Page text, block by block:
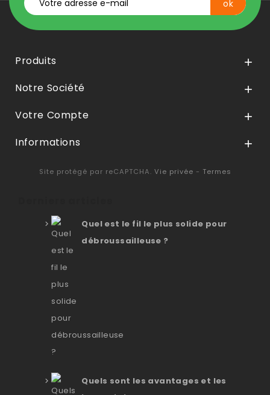
Produits 
Notre Société 
Votre Compte 
Informations 
Site protégé par reCAPTCHA. Vie privée - Termes
Quel est le fil le plus solide pour
débroussailleuse ?
Quels sont les avantages et les